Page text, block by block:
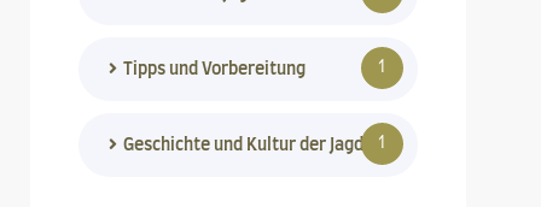
Tipps und Vorbereitung 1
Geschichte und Kultur der Jagd 1